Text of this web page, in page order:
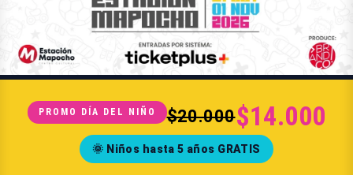
PROMO DÍA DEL NIÑO $20.000$14.000
🌞 Niños hasta 5 años GRATIS